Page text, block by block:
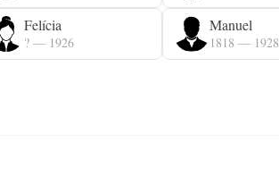
Felícia
? — 1926
Manuel
1818 — 1928